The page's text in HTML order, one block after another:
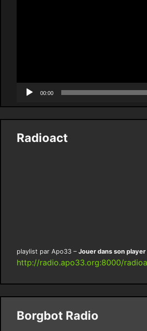
00:00
Radioact
playlist par Apo33 – Jouer dans son
http://radio.apo33.org:8000/
Borgbot Radio